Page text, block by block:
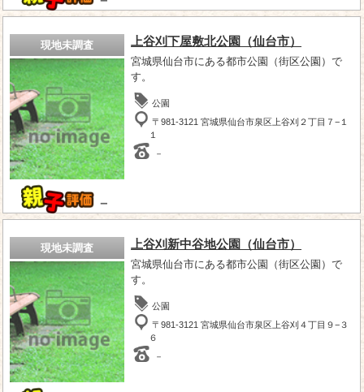
現地未調査
－
上谷刈下屋敷北公園（仙台市）
宮城県仙台市にある都市公園（街区公園）で
す。
公園
〒981-3121 宮城県仙台市泉区上谷刈２丁目７−１
１
－
現地未調査 上谷刈新中谷地公園（仙台市）
宮城県仙台市にある都市公園（街区公園）で
す。
公園
〒981-3121 宮城県仙台市泉区上谷刈４丁目９−３
６
－